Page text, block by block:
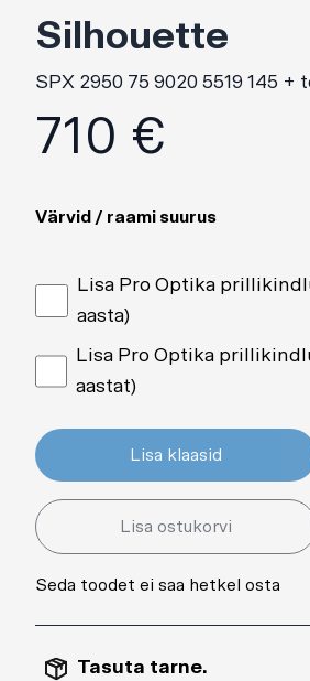
Silhouette
SPX 2950 75 9020 5519 145 +
Toote informatsioon
Toote hind
710 €
Värvid / raami suurus
Lisa Pro Optika
aasta)
Lisa Pro Optika
aastat)
Lisa klaasid
Lisa ostukorvi
Seda toodet ei saa hetkel osta
Tasuta tarne.